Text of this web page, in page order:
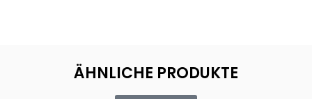
ÄHNLICHE PRODUKTE